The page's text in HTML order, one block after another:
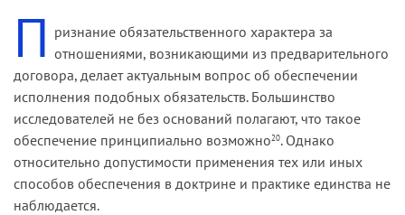
П ризнание обязательственного характера за
отношениями, возникающими из предварительного
договора, делает актуальным вопрос об обеспечении
исполнения подобных обязательств. Большинство
исследователей не без оснований полагают, что такое
обеспечение принципиально возможно20. Однако
относительно допустимости применения тех или иных
способов обеспечения в доктрине и практике единства не
наблюдается.